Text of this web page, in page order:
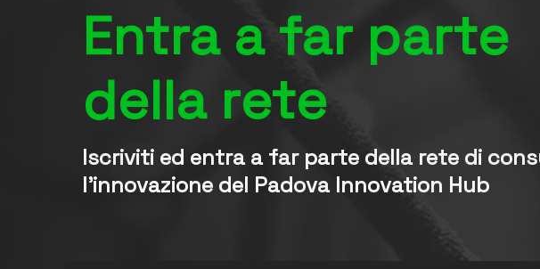
Entra a far parte
della rete
Iscriviti ed entra a far parte della rete di
l’innovazione del Padova Innovation Hub